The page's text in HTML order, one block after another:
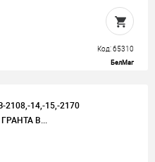
Код: 65310
БелМаг
14,-15,-2170
В...